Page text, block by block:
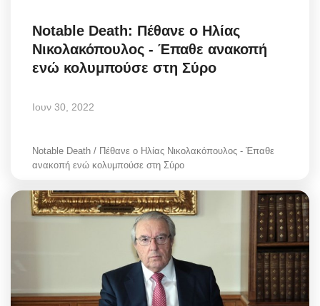
Notable Death: Πέθανε ο Ηλίας
Νικολακόπουλος - Έπαθε ανακοπή
ενώ κολυμπούσε στη Σύρο
Ιουν 30, 2022
Notable Death / Πέθανε ο Ηλίας Νικολακόπουλος - Έπαθε
ανακοπή ενώ κολυμπούσε στη Σύρο